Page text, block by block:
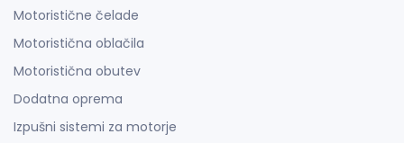
Motoristične čelade
Motoristična oblačila
Motoristična obutev
Dodatna oprema
Izpušni sistemi za motorje